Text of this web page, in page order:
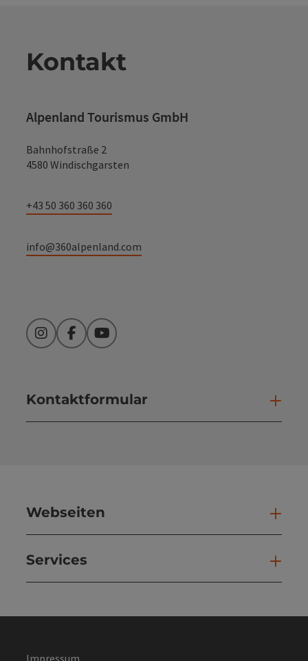
Kontakt
Alpenland Tourismus GmbH
Bahnhofstraße 2
4580 Windischgarsten
+43 50 360 360 360
info@360alpenland.com
InstagramFacebookYouTube
Kontaktformular
Webseiten
Services
Impressum